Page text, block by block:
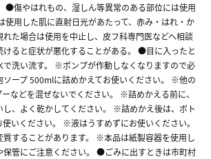
●傷やはれもの、湿しん等異常のある部位には使用
用した肌に直射日光があたって、赤み・はれ・か
た場合は使用を中止し、皮フ科専門医などへ相談
けると症状が悪化することがある。 ●目に入ったと
で洗い流す。 ※ポンプが作動しなくなりますので必
ソープ 500mlに詰めかえてお使いください。 ※他の
などを混ぜないでください。 ※詰めかえる前に、
し、よく乾かしてください。 ※詰めかえ後は、ボト
いください。 ※液はうすめずにお使いください。
質することがあります。 ※本品は紙製容器を使用し
保管にご注意ください。 ●ごみに出すときは市町村